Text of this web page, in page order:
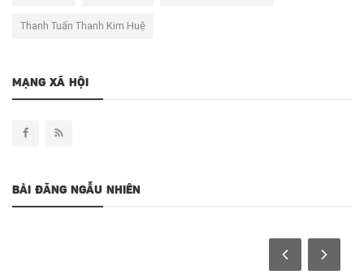
Thanh Tuấn Thanh Kim Huệ
MẠNG XÃ HỘI
BÀI ĐĂNG NGẪU NHIÊN